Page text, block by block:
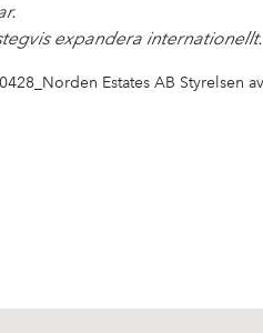
expandera internationellt.